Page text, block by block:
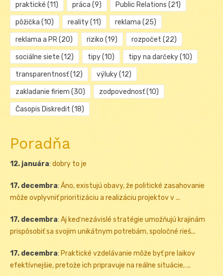
praktické (11) práca (9) Public Relations (21)
pôžička (10) reality(11) reklama (25)
reklama a PR(20) riziko (19) rozpočet (22)
sociálne siete (12) tipy(10) tipy na darčeky(10)
transparentnosť(12) výluky(12)
zakladanie firiem (30) zodpovednosť(10)
Časopis Diskredit (18)
Poradňa
12. januára: dobry to je
17. decembra: Áno, existujú obavy, že politické zasahovanie
môže ovplyvniť prioritizáciu a realizáciu projektov v ...
17. decembra:Aj keď nezávislé stratégie umožňujú krajinám
prispôsobiť sa svojim unikátnym potrebám, spoločné rieš...
17. decembra: Praktické vzdelávanie môže byť pre laikov
efektívnejšie, pretože ich pripravuje na reálne situácie, ...